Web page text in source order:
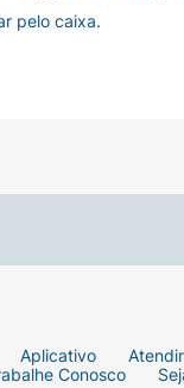
Aplicativo
Conosco
pelo caixa.